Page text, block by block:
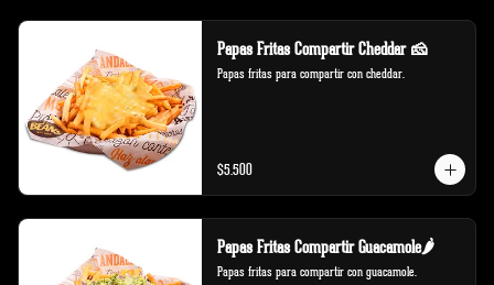
Papas Fritas Compartir Cheddar 🧀
Papas fritas para compartir con cheddar.
$5.500
Papas Fritas Compartir Guacamole🌶️
Papas fritas para compartir con guacamole.